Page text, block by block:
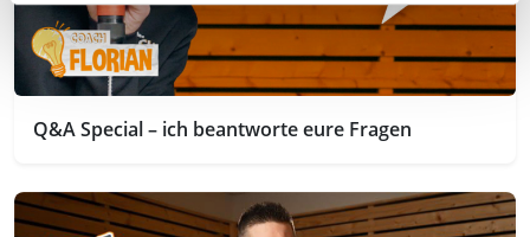
Q&A Special – ich beantworte eure Fragen